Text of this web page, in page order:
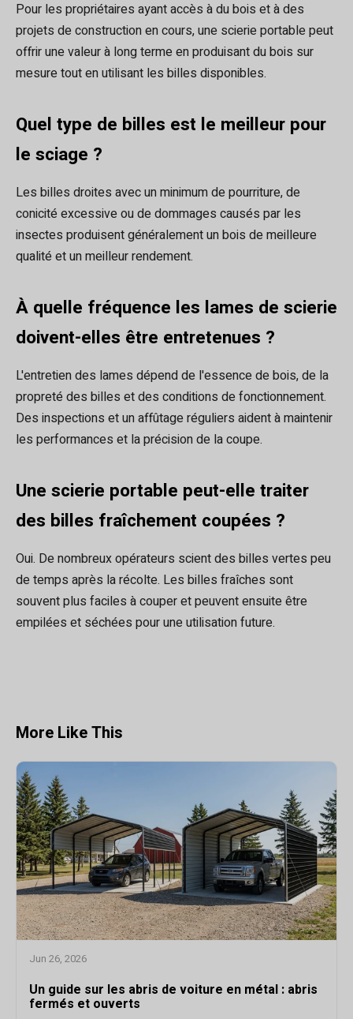
Pour les propriétaires ayant accès à du bois et à des
projets de construction en cours, une scierie portable peut
offrir une valeur à long terme en produisant du bois sur
mesure tout en utilisant les billes disponibles.
Quel type de billes est le meilleur pour
le sciage ?
Les billes droites avec un minimum de pourriture, de
conicité excessive ou de dommages causés par les
insectes produisent généralement un bois de meilleure
qualité et un meilleur rendement.
À quelle fréquence les lames de scierie
doivent-elles être entretenues ?
L'entretien des lames dépend de l'essence de bois, de la
propreté des billes et des conditions de fonctionnement.
Des inspections et un affûtage réguliers aident à maintenir
les performances et la précision de la coupe.
Une scierie portable peut-elle traiter
des billes fraîchement coupées ?
Oui. De nombreux opérateurs scient des billes vertes peu
de temps après la récolte. Les billes fraîches sont
souvent plus faciles à couper et peuvent ensuite être
empilées et séchées pour une utilisation future.
More Like This
Jun 26, 2026
Un guide sur les abris de voiture en métal : abris
fermés et ouverts